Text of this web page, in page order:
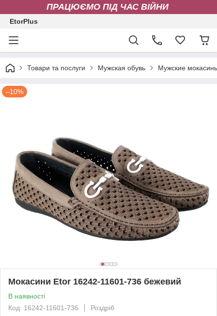
ПРАЦЮЄМО ПІД ЧАС ВІЙНИ
EtorPlus
Товари та послуги Мужская обувь Мужские
–10%
Мокасини Etor 16242-11601-736 бежевий
В наявності
Код: 16242-11601-736
Роздріб